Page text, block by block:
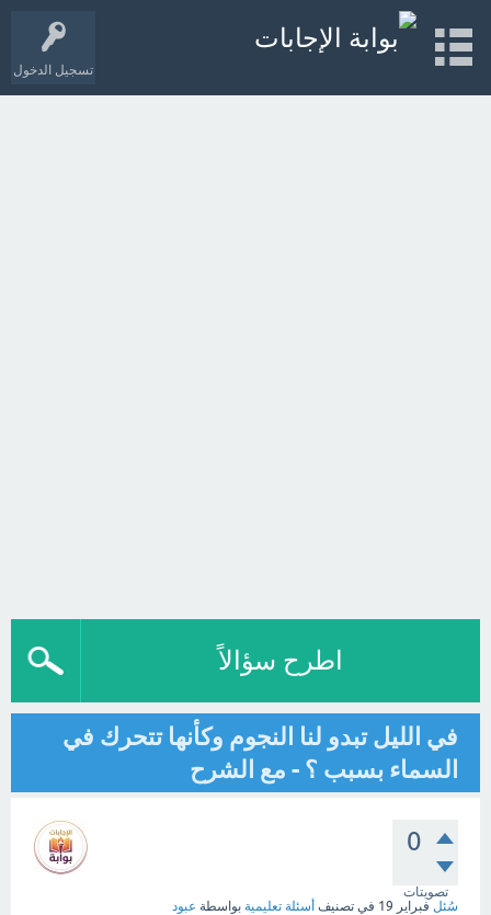
تسجيل الدخول
اطرح سؤالاً
في الليل تبدو لنا النجوم وكأنها تتحرك في
السماء بسبب ؟ - مع الشرح
0
تصويتات
سُئل فبراير 19 في تصنيف أسئلة تعليمية بواسطة عبود